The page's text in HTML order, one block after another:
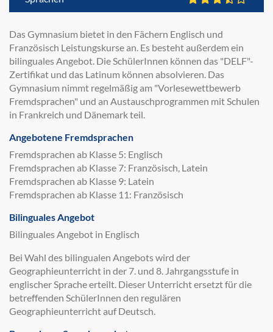
Das Gymnasium bietet in den Fächern Englisch und
Französisch Leistungskurse an. Es besteht außerdem ein
bilinguales Angebot. Die SchülerInnen können das "DELF"-
Zertifikat und das Latinum können absolvieren. Das
Gymnasium nimmt regelmäßig am "Vorlesewettbewerb
Fremdsprachen" und an Austauschprogrammen mit Schulen
in Frankreich und Dänemark teil.
Angebotene Fremdsprachen
Fremdsprachen ab Klasse 5: Englisch
Fremdsprachen ab Klasse 7: Französisch, Latein
Fremdsprachen ab Klasse 9: Latein
Fremdsprachen ab Klasse 11: Französisch
Bilinguales Angebot
Bilinguales Angebot in Englisch
Bei Wahl des bilingualen Angebots wird der
Geographieunterricht in der 7. und 8. Jahrgangsstufe in
englischer Sprache erteilt. Dieser Unterricht ersetzt für die
betreffenden SchülerInnen den regulären
Geographieunterricht auf Deutsch.